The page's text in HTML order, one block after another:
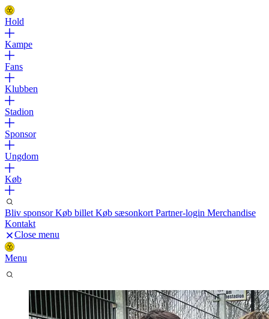
Hold
Kampe
Fans
Klubben
Stadion
Sponsor
Ungdom
Køb
Bliv sponsorKøb billet Køb sæsonkort Partner-login Merchandise
Kontakt
Close menu
Menu